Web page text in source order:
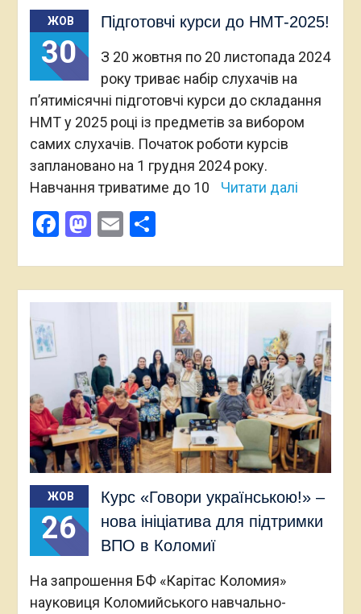
ЖОВ
30
Підготовчі курси до НМТ-2025!
З 20 жовтня по 20 листопада 2024
року триває набір слухачів на
п’ятимісячні підготовчі курси до складання
НМТ у 2025 році із предметів за вибором
самих слухачів. Початок роботи курсів
заплановано на 1 грудня 2024 року.
Навчання триватиме до 10
Читати далі
Facebook
Mastodon
EmailПоділитися
ЖОВ
26
Курс «Говори українською!» –
нова ініціатива для підтримки
ВПО в Коломиї
На запрошення БФ «Карітас Коломия»
науковиця Коломийського навчально-